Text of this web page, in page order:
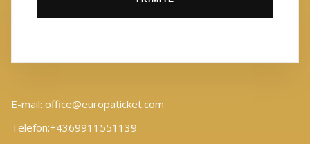
E-mail: office@europaticket.com
Telefon:+4369911551139